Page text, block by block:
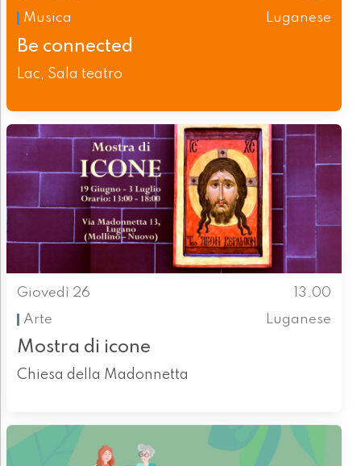
Musica
Luganese
Be connected
Lac, Sala teatro
Giovedì 26
13.00
Arte
Luganese
Mostra di icone
Chiesa della Madonnetta